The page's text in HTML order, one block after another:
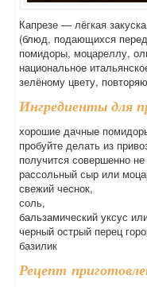
Капрезе — лёгкая
(блюд, подающихся
помидоры, моцареллу,
национальное
зелёному цвету,
Ингредиенты для
хорошие дачные
пробуйте делать из
получится совершенно не
рассольный сыр или
свежий чеснок,
соль,
бальзамический уксус
черный острый перец
базилик
Рецепт